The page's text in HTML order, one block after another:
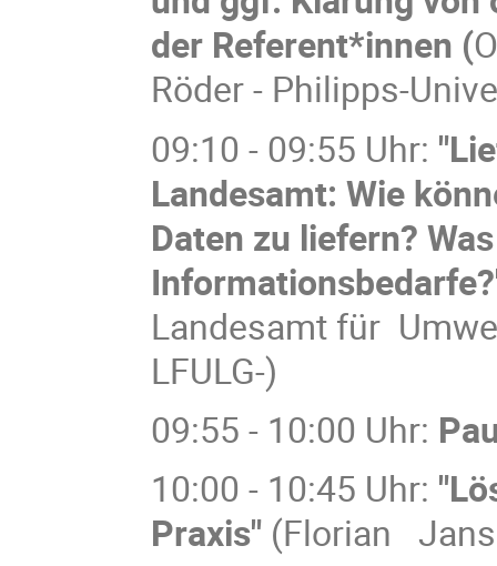
der Referent*innen (
Röder - Philipps-
09:10 - 09:55 Uhr:
Landesamt: Wie
Daten zu liefern?
Landesamt für
LFULG-)
09:55 - 10:00 Uhr:
10:00 - 10:45 Uhr:
Praxis" (Florian